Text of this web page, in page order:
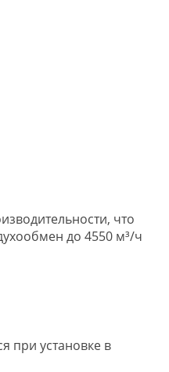
что
до 4550 м³/ч
при установке в